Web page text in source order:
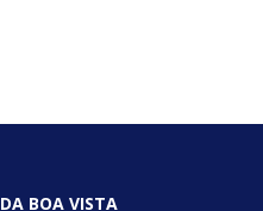
BOA VISTA